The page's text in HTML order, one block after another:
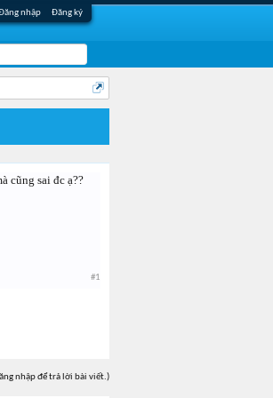
nhập Đăng ký
cũng sai đc ạ??
#1
nhập để trả lời bài viết.)